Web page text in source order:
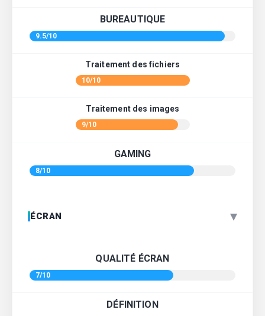
BUREAUTIQUE
9.5/10
Traitement des fichiers
10/10
Traitement des images
9/10
GAMING
8/10
ÉCRAN ▾
QUALITÉ ÉCRAN
7/10
DÉFINITION